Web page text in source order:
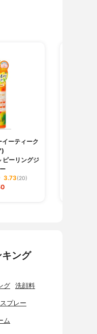
ーティーク
)
ピーリングジ
3.73(20)
ング
グ 洗顔料
プレー
ム